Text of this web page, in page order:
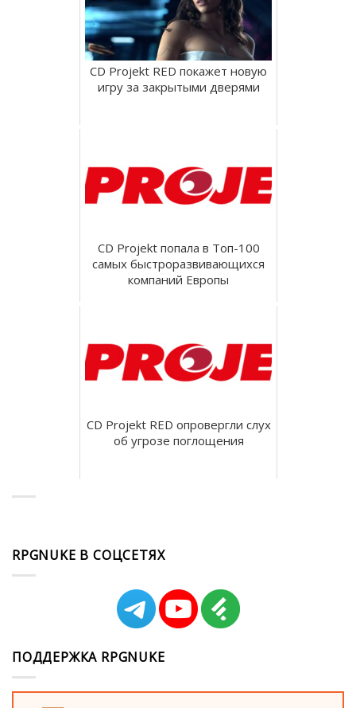
CD Projekt RED покажет новую
игру за закрытыми дверями
CD Projekt попала в Топ-100
самых быстроразвивающихся
компаний Европы
CD Projekt RED опровергли слух
об угрозе поглощения
RPGNUKE В СОЦСЕТЯХ
ПОДДЕРЖКА RPGNUKE